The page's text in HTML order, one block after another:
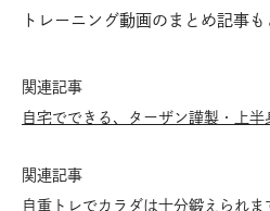
トレーニング動画のまとめ記事も
関連記事
自宅でできる、ターザン謹製・上
関連記事
自重トレでカラダは十分鍛えられ